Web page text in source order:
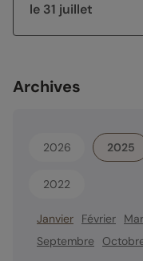
le 31 juillet
Archives
2026 2025
2022
Janvier Février
Septembre